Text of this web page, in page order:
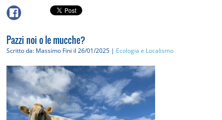
Pazzi noi o le mucche?
Scritto da: Massimo Fini il 26/01/2025 | Ecologia e Localismo